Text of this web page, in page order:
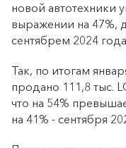
новой автотехники
выражении на 47%,
сентябрем 2024
Так, по итогам
продано 111,8 тыс.
что на 54%
на 41% - сентября